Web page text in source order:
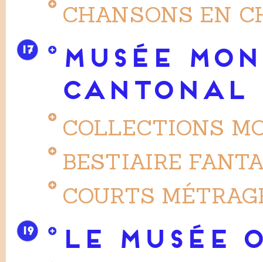
CHANSONS EN
17
MUSÉE
CANTONAL
COLLECTIONS
BESTIAIRE
COURTS
19 LE MUSÉE